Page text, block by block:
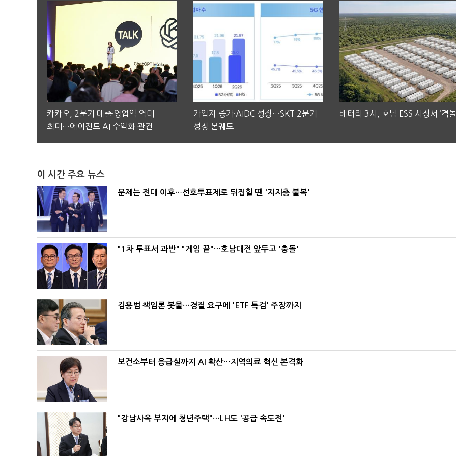
카카오, 2분기 매출·영업익 역대
최대…에이전트 AI 수익화 관건
가입자 증가·AIDC 성장…SKT 2분기
성장 본궤도
배터리 3사, 호남 ESS 시장서 ‘격돌
이 시간 주요 뉴스
문제는 전대 이후…선호투표제로 뒤집힐 땐 '지지층 불복'
"1차 투표서 과반" "게임 끝"…호남대전 앞두고 '충돌'
김용범 책임론 봇물…경질 요구에 'ETF 특검' 주장까지
보건소부터 응급실까지 AI 확산…지역의료 혁신 본격화
"강남사옥 부지에 청년주택"…LH도 '공급 속도전'